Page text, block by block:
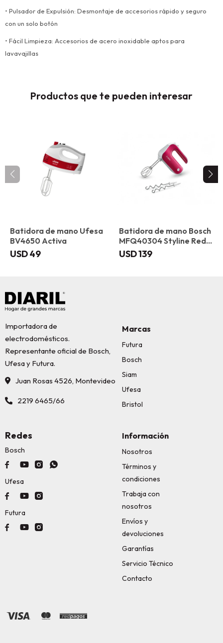
• Pulsador de Expulsión: Desmontaje de accesorios rápido y seguro
con un solo botón
• Fácil Limpieza: Accesorios de acero inoxidable aptos para
lavavajillas
Productos que te pueden interesar
Batidora de mano Ufesa
BV4650 Activa
USD49
Batidora de mano Bosch
MFQ40304 Styline Red
Diamond
USD139
Importadora de
electrodomésticos.
Representante oficial de Bosch,
Ufesa y Futura.
Juan Rosas 4526, Montevideo
2219 6465/66
Marcas
Futura
Bosch
Siam
Ufesa
Bristol
Información
Nosotros
Términos y
condiciones
Trabaja con
nosotros
Envíos y
devoluciones
Garantías
Servicio Técnico
Contacto
Redes
Bosch
   
Ufesa
  
Futura
  